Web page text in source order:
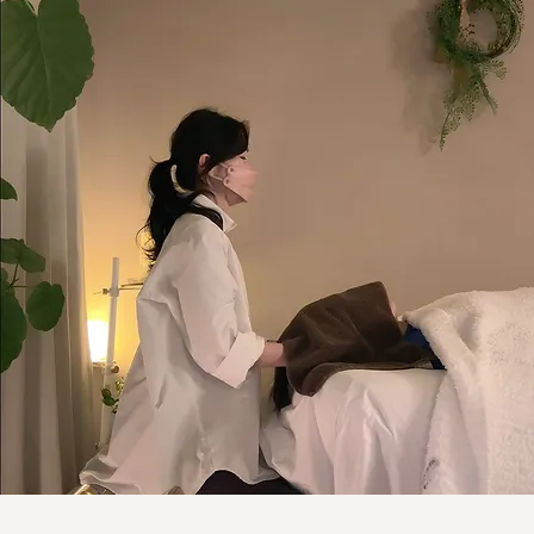
2026年BWJレポ｜リアボー
テ渡辺社長から聞いた濃密内
容まとめ｜限定・新作マス